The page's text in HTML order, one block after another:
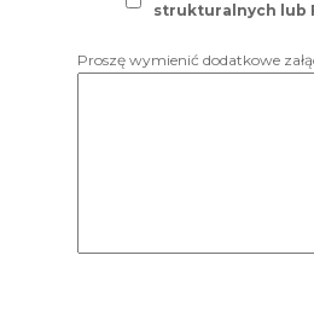
strukturalnych lub
Proszę wymienić dodatkowe